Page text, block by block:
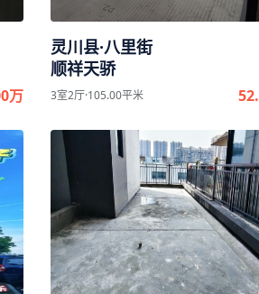
万
灵川县·八里街
顺祥天骄
3室2厅·105.00平米